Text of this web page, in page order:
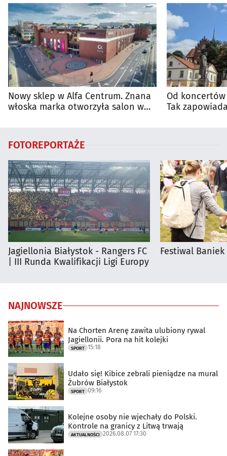
Nowy sklep w Alfa Centrum. Znana
włoska marka otworzyła salon w
Od
Tak
FOTOREPORTAŻE
Jagiellonia Białystok - Rangers FC
| III Runda Kwalifikacji Ligi Europy
Festiwal
NAJNOWSZE
Na Chorten Arenę zawita ulubiony rywal
Jagiellonii. Pora na hit kolejki
SPORT 15:18
Udało się! Kibice zebrali pieniądze na mural
Żubrów Białystok
SPORT 09:16
Kolejne osoby nie wjechały do Polski.
Kontrole na granicy z Litwą trwają
AKTUALNOŚCI 2026.08.07 17:30